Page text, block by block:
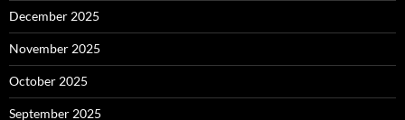
December 2025
November 2025
October 2025
September 2025